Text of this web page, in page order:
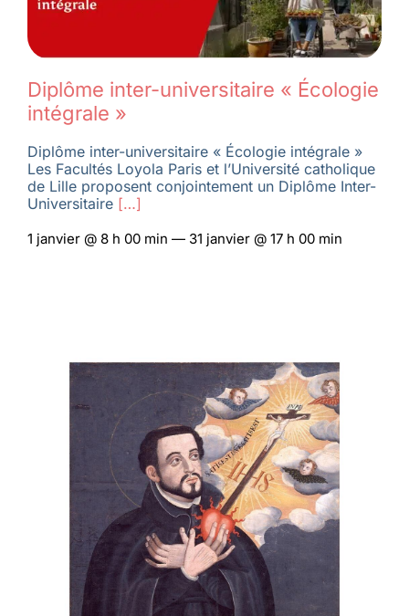
Diplôme inter-universitaire « Écologie
intégrale »
Diplôme inter-universitaire « Écologie intégrale »
Les Facultés Loyola Paris et l’Université catholique
de Lille proposent conjointement un Diplôme Inter-
Universitaire[…]
1 janvier @ 8 h 00 min — 31 janvier @ 17 h 00 min